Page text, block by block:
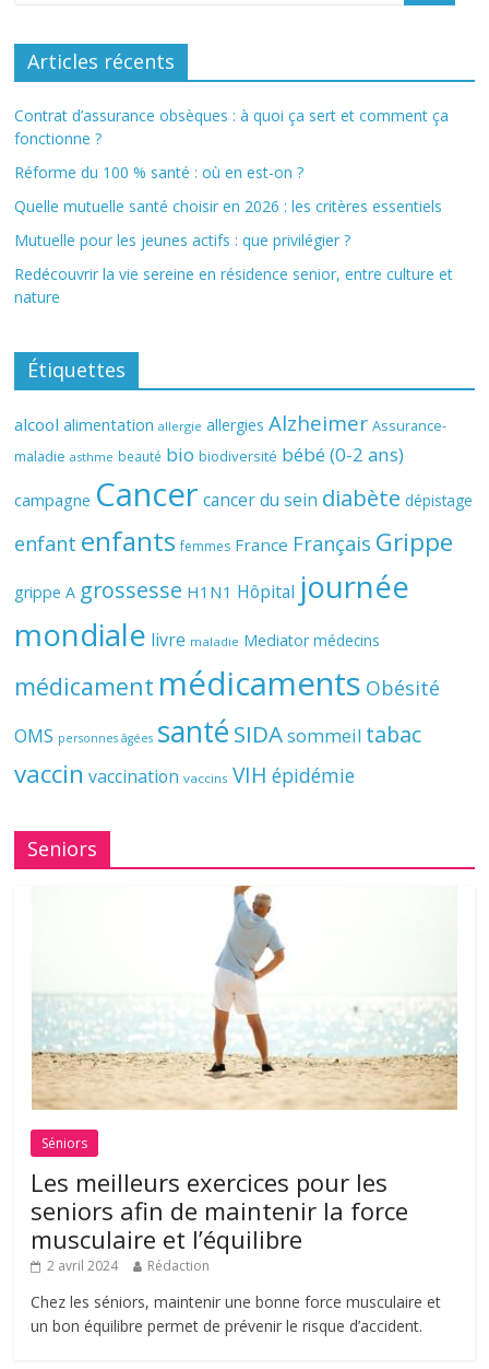
Articles récents
Contrat d’assurance obsèques : à quoi ça sert et comment ça
fonctionne ?
Réforme du 100 % santé : où en est-on ?
Quelle mutuelle santé choisir en 2026 : les critères essentiels
Mutuelle pour les jeunes actifs : que privilégier ?
Redécouvrir la vie sereine en résidence senior, entre culture et
nature
Étiquettes
alcool alimentation allergie allergies Alzheimer Assurance-
maladie asthme beauté bio biodiversité bébé (0-2 ans)
campagne Cancer cancer du sein diabète dépistage
enfant enfants femmes France Français Grippe
grippe A grossesse H1N1 Hôpital journée
mondiale livre maladie Mediator médecins
médicament médicaments Obésité
OMS personnes âgées santé SIDAsommeil tabac
vaccin vaccination vaccins VIH épidémie
Seniors
Séniors
Les meilleurs exercices pour les
seniors afin de maintenir la force
musculaire et l’équilibre
2 avril 2024 Rédaction
Chez les séniors, maintenir une bonne force musculaire et
un bon équilibre permet de prévenir le risque d’accident.